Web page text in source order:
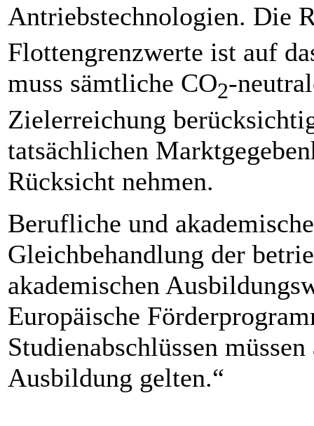
Antriebstechnologien. Die
Flottengrenzwerte ist auf
muss sämtliche CO2-
Zielerreichung
tatsächlichen
Rücksicht nehmen.
Berufliche und
Gleichbehandlung der
akademischen
Europäische
Studienabschlüssen
Ausbildung gelten.“